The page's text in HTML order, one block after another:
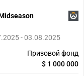
- 03.08.2025
Призовой фонд
$ 1 000 000